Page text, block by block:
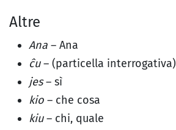
Altre
Ana – Ana
ĉu– (particella interrogativa)
jes– sì
kio – che cosa
kiu– chi, quale